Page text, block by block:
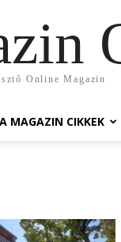
Online Magazin
MAGAZIN CIKKEK